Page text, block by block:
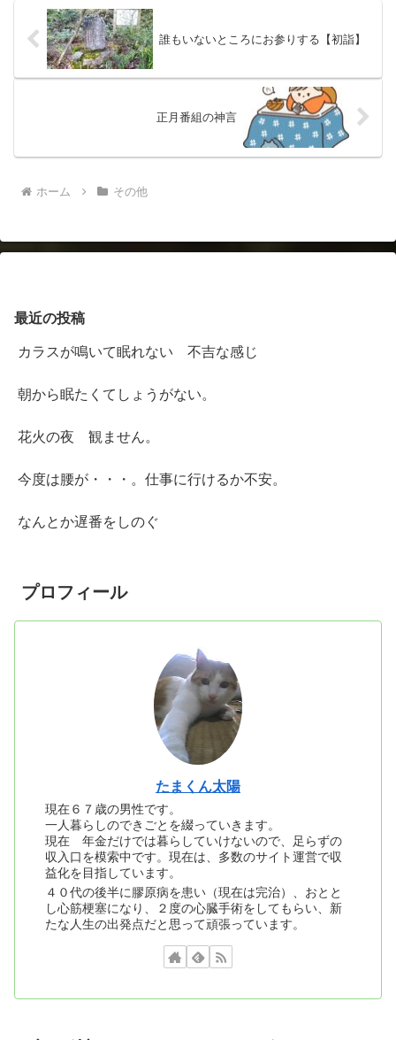
誰もいないところにお参りする【初詣】
正月番組の神言
ホーム その他
最近の投稿
カラスが鳴いて眠れない 不吉な感じ
朝から眠たくてしょうがない。
花火の夜 観ません。
今度は腰が・・・。仕事に行けるか不安。
なんとか遅番をしのぐ
プロフィール
たまくん太陽
現在６７歳の男性です。
一人暮らしのできごとを綴っていきます。
現在 年金だけでは暮らしていけないので、足らずの
収入口を模索中です。現在は、多数のサイト運営で収
益化を目指しています。
４０代の後半に膠原病を患い（現在は完治）、おとと
し心筋梗塞になり、２度の心臓手術をしてもらい、新
たな人生の出発点だと思って頑張っています。